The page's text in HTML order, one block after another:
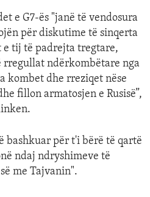
e G7-ës "janë të vendosura
për diskutime të sinqerta
tij të padrejta tregtare,
ndërkombëtare nga
kombet dhe rreziqet nëse
fillon armatosjen e Rusisë”,
bashkuar për t'i bërë të qartë
ndaj ndryshimeve të
me Tajvanin".